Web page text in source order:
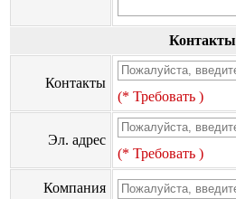
Контакты
Контакты
(* Требовать )
Эл. адрес
(* Требовать )
Компания